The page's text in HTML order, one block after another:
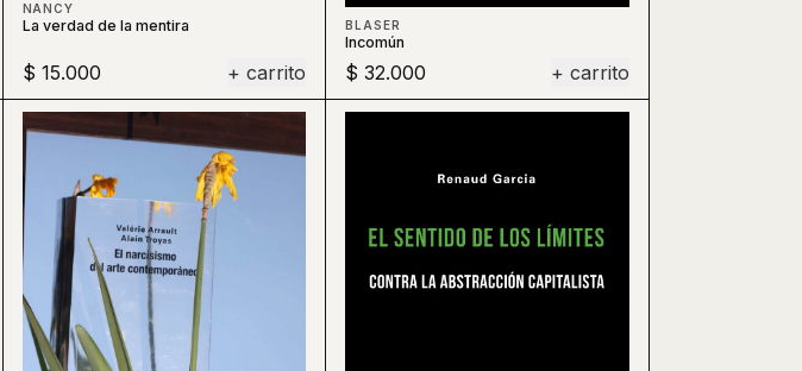
NANCY
La verdad de la mentira
$ 15.000 + carrito
BLASER
Incomún
$ 32.000 + carrito